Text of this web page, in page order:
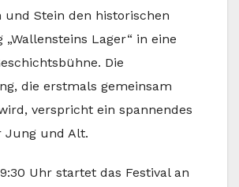
und Stein den historischen
„Wallensteins Lager“ in eine
Die
die erstmals gemeinsam
verspricht ein spannendes
Jung und Alt.
Uhr startet das Festival an